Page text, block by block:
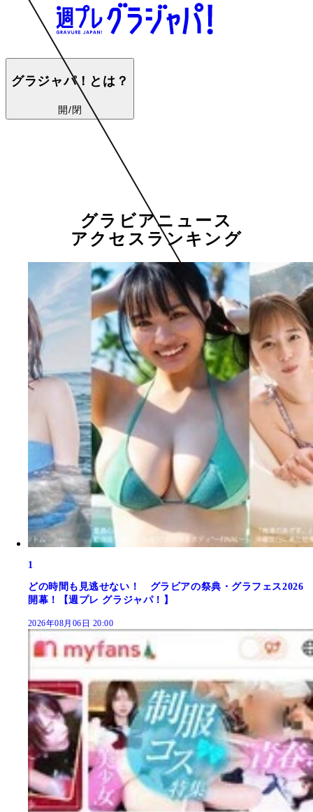
グラジャパ！とは？
開/閉
グラビアニュース
アクセスランキング
1
どの時間も見逃せない！ グラビアの祭典・グラフェス2026
開幕！【週プレ グラジャパ！】
2026年08月06日 20:00